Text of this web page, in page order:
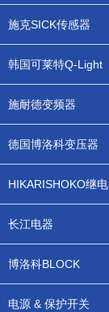
施克SICK传感器
韩国可莱特Q-Light
施耐德变频器
德国博洛科变压器
HIKARISHOKO继
长江电器
博洛科BLOCK
电源 & 保护开关